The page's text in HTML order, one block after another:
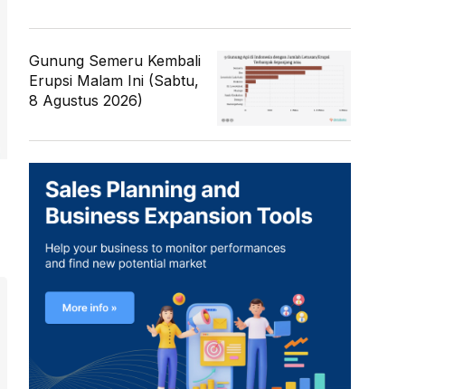
Gunung Semeru Kembali
Erupsi Malam Ini (Sabtu,
8 Agustus 2026)